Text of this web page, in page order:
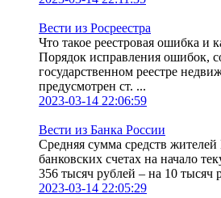
Вести из Росреестра
Что такое реестровая ошибка и
Порядок исправления ошибок,
государственном реестре
предусмотрен ст. ...
2023-03-14 22:06:59
Вести из Банка России
Средняя сумма средств
банковских счетах на начало
356 тысяч рублей – на 10 тысяч
2023-03-14 22:05:29